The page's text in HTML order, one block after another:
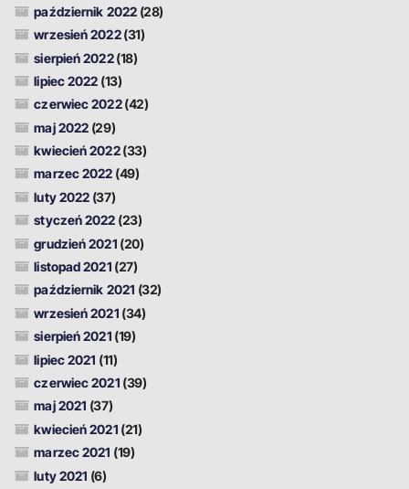
październik 2022(28)
wrzesień 2022(31)
sierpień 2022(18)
lipiec 2022 (13)
czerwiec 2022(42)
maj 2022 (29)
kwiecień 2022(33)
marzec 2022 (49)
luty 2022 (37)
styczeń 2022 (23)
grudzień 2021 (20)
listopad 2021 (27)
październik 2021 (32)
wrzesień 2021 (34)
sierpień 2021 (19)
lipiec 2021 (11)
czerwiec 2021 (39)
maj 2021 (37)
kwiecień 2021 (21)
marzec 2021 (19)
luty 2021 (6)